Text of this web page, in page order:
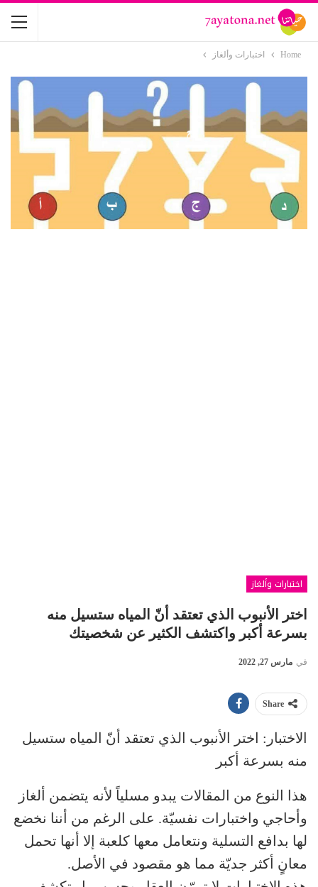
Home اختبارات وألغاز
اختبارات وألغاز
اختر الأنبوب الذي تعتقد أنّ المياه ستسيل منه
بسرعة أكبر واكتشف الكثير عن شخصيتك
في مارس 27, 2022
Share
الاختبار: اختر الأنبوب الذي تعتقد أنّ المياه ستسيل
منه بسرعة أكبر
هذا النوع من المقالات يبدو مسلياً لأنه يتضمن ألغاز
وأحاجي واختبارات نفسيّة. على الرغم من أننا نخضع
لها بدافع التسلية ونتعامل معها كلعبة إلا أنها تحمل
معانٍ أكثر جديّة مما هو مقصود في الأصل.